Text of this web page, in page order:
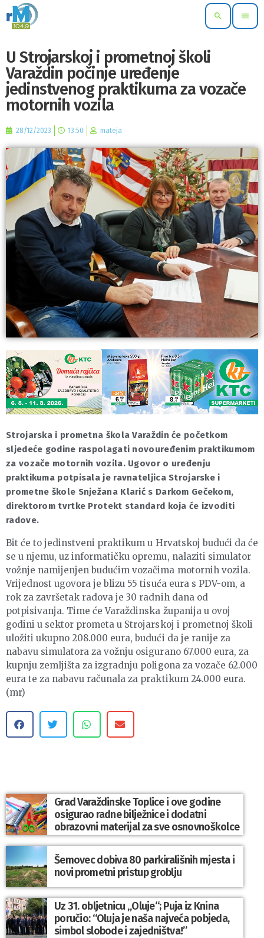
search menu
U Strojarskoj i prometnoj školi
Varaždin počinje uređenje
jedinstvenog praktikuma za vozače
motornih vozila
28/12/2023 13:50 mateja
Strojarska i prometna škola Varaždin će početkom
sljedeće godine raspolagati novouređenim praktikumom
za vozače motornih vozila. Ugovor o uređenju
praktikuma potpisala je ravnateljica Strojarske i
prometne škole Snježana Klarić s Darkom Gečekom,
direktorom tvrtke Protekt standard koja će izvoditi
radove.
Bit će to jedinstveni praktikum u Hrvatskoj budući da će
se u njemu, uz informatičku opremu, nalaziti simulator
vožnje namijenjen budućim vozačima motornih vozila.
Vrijednost ugovora je blizu 55 tisuća eura s PDV-om, a
rok za završetak radova je 30 radnih dana od
potpisivanja. Time će Varaždinska županija u ovoj
godini u sektor prometa u Strojarskoj i prometnoj školi
uložiti ukupno 208.000 eura, budući da je ranije za
nabavu simulatora za vožnju osigurano 67.000 eura, za
kupnju zemljišta za izgradnju poligona za vozače 62.000
eura te za nabavu računala za praktikum 24.000 eura.
(mr)
Grad Varaždinske Toplice i ove godine
osigurao radne bilježnice i dodatni
obrazovni materijal za sve osnovnoškolce
Šemovec dobiva 80 parkirališnih mjesta i
novi prometni pristup groblju
Uz 31. obljetnicu „Oluje“; Puja iz Knina
poručio: “Oluja je naša najveća pobjeda,
simbol slobode i zajedništva!”